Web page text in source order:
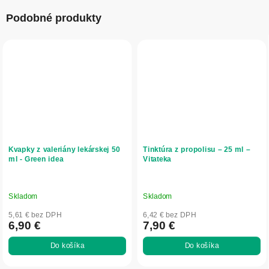
Podobné produkty
Kvapky z valeriány lekárskej 50
ml - Green idea
Skladom
5,61 € bez DPH
6,90 €
Do košíka
Tinktúra z propolisu – 25 ml –
Vitateka
Skladom
6,42 € bez DPH
7,90 €
Do košíka